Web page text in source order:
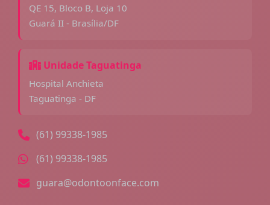
QE 15, Bloco B, Loja 10
Guará II - Brasília/DF
Unidade Taguatinga
Hospital Anchieta
Taguatinga - DF
(61) 99338-1985
(61) 99338-1985
guara@odontoonface.com